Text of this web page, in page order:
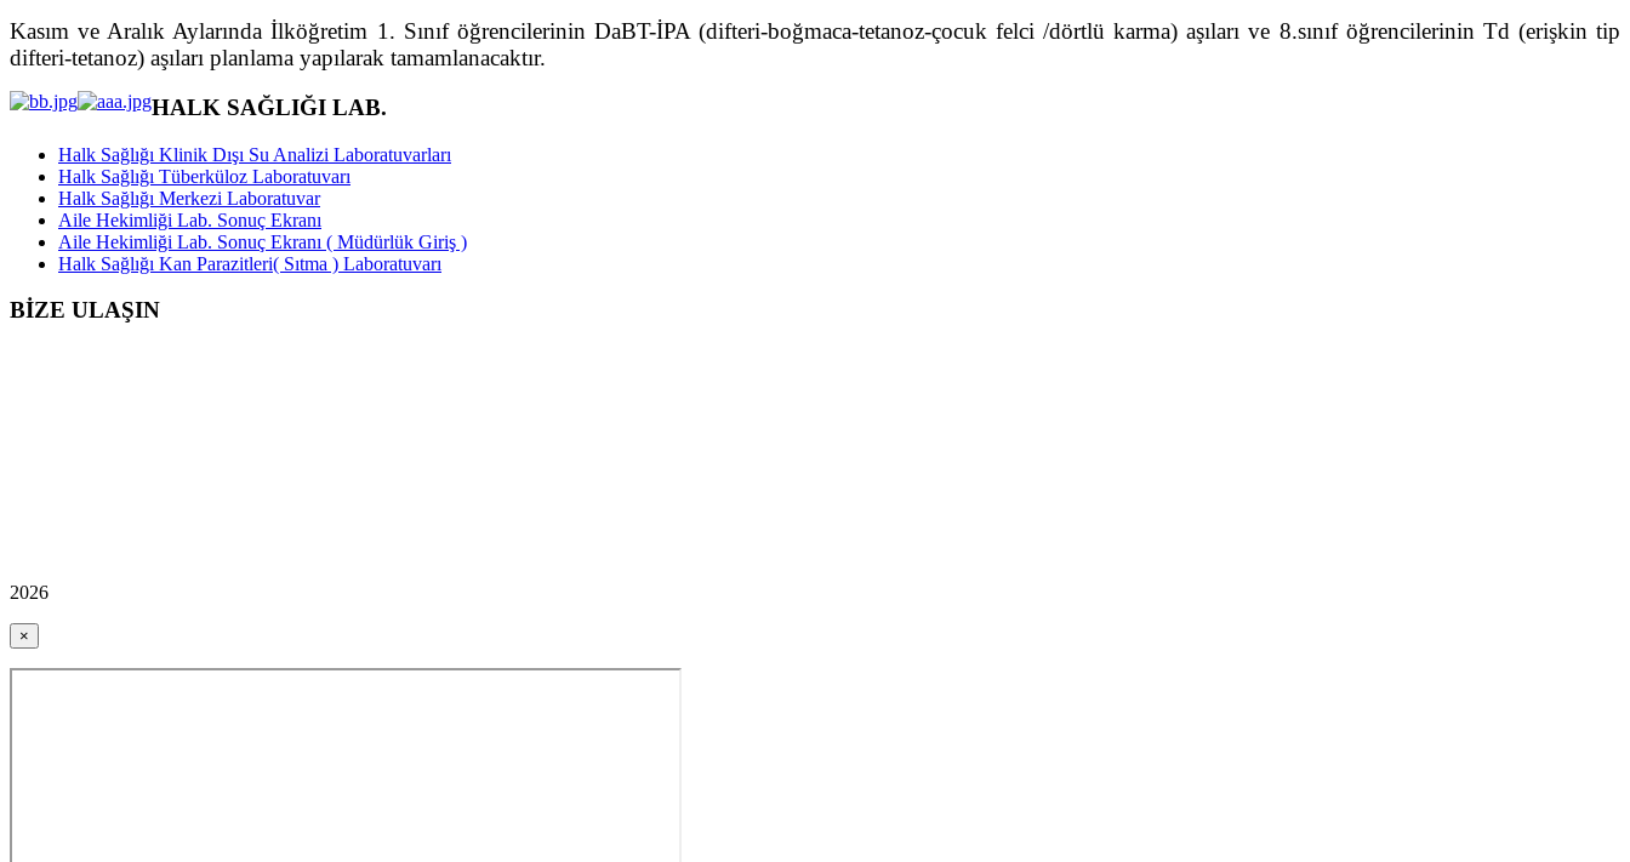
Kasım ve Aralık Aylarında İlköğretim 1. Sınıf öğrencilerinin DaBT-İPA (difteri-boğmaca-tetanoz-çocuk felci /dörtlü karma) aşıları ve 8.sınıf öğrencilerinin Td (erişkin tip
difteri-tetanoz) aşıları planlama yapılarak tamamlanacaktır.
HALK SAĞLIĞI LAB.
Halk Sağlığı Klinik Dışı Su Analizi Laboratuvarları
Halk Sağlığı Tüberküloz Laboratuvarı
Halk Sağlığı Merkezi Laboratuvar
Aile Hekimliği Lab. Sonuç Ekranı
Aile Hekimliği Lab. Sonuç Ekranı ( Müdürlük Giriş )
Halk Sağlığı Kan Parazitleri( Sıtma ) Laboratuvarı
BİZE ULAŞIN
2026
×